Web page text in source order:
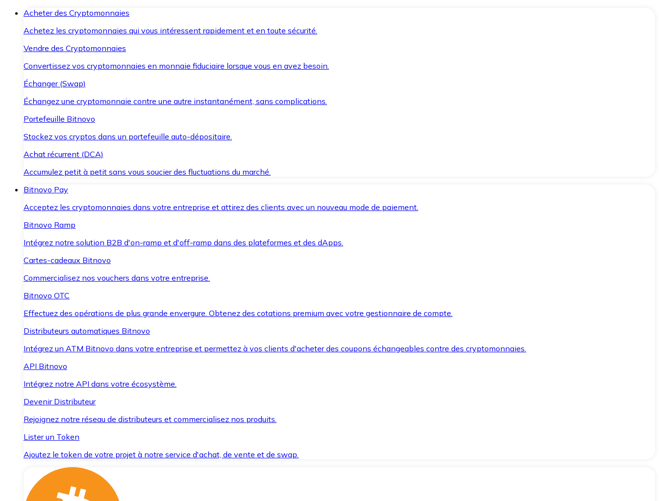
Acheter des Cryptomonnaies
Achetez les cryptomonnaies qui vous intéressent rapidement et en toute sécurité.
Vendre des Cryptomonnaies
Convertissez vos cryptomonnaies en monnaie fiduciaire lorsque vous en avez besoin.
Échanger (Swap)
Échangez une cryptomonnaie contre une autre instantanément, sans complications.
Portefeuille Bitnovo
Stockez vos cryptos dans un portefeuille auto-dépositaire.
Achat récurrent (DCA)
Accumulez petit à petit sans vous soucier des fluctuations du marché.
Bitnovo Pay
Acceptez les cryptomonnaies dans votre entreprise et attirez des clients avec un nouveau mode de paiement.
Bitnovo Ramp
Intégrez notre solution B2B d'on-ramp et d'off-ramp dans des plateformes et des dApps.
Cartes-cadeaux Bitnovo
Commercialisez nos vouchers dans votre entreprise.
Bitnovo OTC
Effectuez des opérations de plus grande envergure. Obtenez des cotations premium avec votre gestionnaire de compte.
Distributeurs automatiques Bitnovo
Intégrez un ATM Bitnovo dans votre entreprise et permettez à vos clients d'acheter des coupons échangeables contre des cryptomonnaies.
API Bitnovo
Intégrez notre API dans votre écosystème.
Devenir Distributeur
Rejoignez notre réseau de distributeurs et commercialisez nos produits.
Lister un Token
Ajoutez le token de votre projet à notre service d'achat, de vente et de swap.